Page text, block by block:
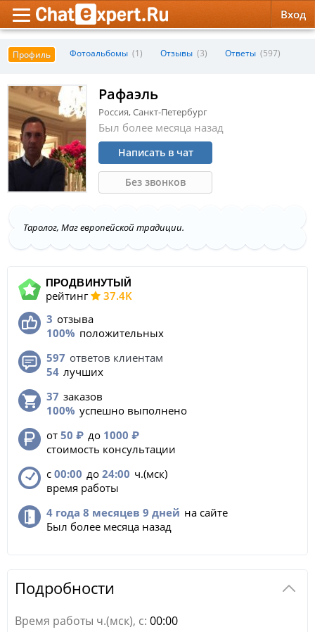
Вход
Профиль Фотоальбомы (1) Отзывы (3) Ответы (597)
Рафаэль
Россия, Санкт-Петербург
Был более месяца назад
Написать в чат
Без звонков
Таролог, Маг европейской традиции.
ПРОДВИНУТЫЙ
рейтинг
37.4K
3 отзыва
100% положительных
597 ответов клиентам
54 лучших
37 заказов
100% успешно выполнено
от 50 ₽ до 1000 ₽
стоимость консультации
с 00:00 до 24:00 ч.(мск)
время работы
4 года 8 месяцев 9 дней на сайте
Был более месяца назад
Подробности
Время работы ч.(мск), с: 00:00
Психология
Эзотерика
Красота, Здоровье
Психология
Эзотерика
Красота, Здоровье
Обратная связь
Служба поддержки
Правила сервиса